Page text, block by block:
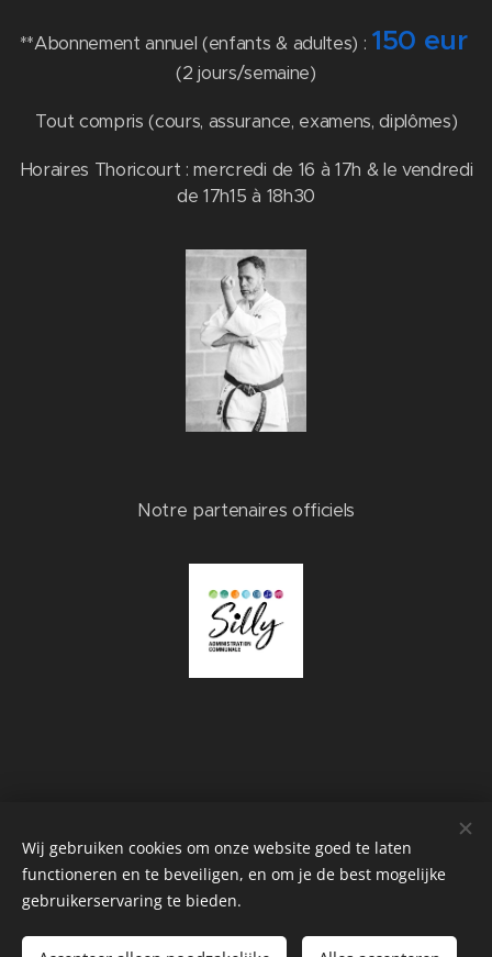
**Abonnement annuel (enfants & adultes) : 150 eur
(2 jours/semaine)
Tout compris (cours, assurance, examens, diplômes)
Horaires Thoricourt : mercredi de 16 à 17h & le vendredi
de 17h15 à 18h30
Notre partenaires officiels
Shoryko Copyright
Wij gebruiken cookies om onze website goed te laten
functioneren en te beveiligen, en om je de best mogelijke
gebruikerservaring te bieden.